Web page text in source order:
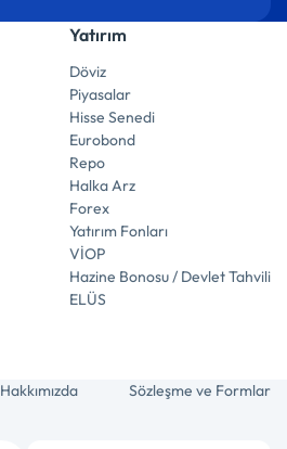
Yatırım
Döviz
Piyasalar
Hisse Senedi
Eurobond
Repo
Halka Arz
Forex
Yatırım Fonları
VİOP
Hazine Bonosu / Devlet Tahvili
ELÜS
Hakkımızda Sözleşme ve Formlar